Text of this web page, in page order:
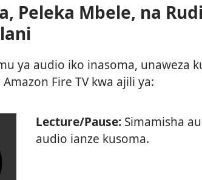
Peleka Mbele, na
ya audio iko inasoma, unaweza
Fire TV kwa ajili ya:
Lecture/Pause: Simamisha
audio ianze kusoma.